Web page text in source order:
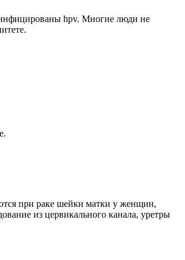
инфицированы hpv. Многие люди не
при раке шейки матки у женщин,
из цервикального канала, уретры